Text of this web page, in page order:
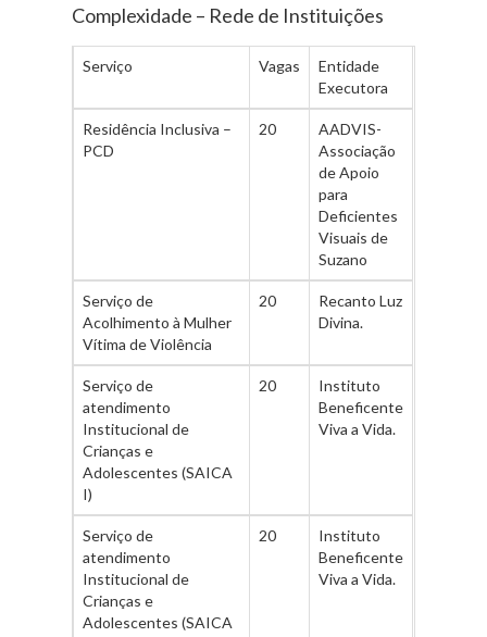
Complexidade – Rede de Instituições
Serviço Vagas
Entidade
Executora
Residência Inclusiva –
PCD
20
AADVIS-
Associação
de Apoio
para
Deficientes
Visuais de
Suzano
Serviço de
Acolhimento à Mulher
Vítima de Violência
20
Recanto Luz
Divina.
Serviço de
atendimento
Institucional de
Crianças e
Adolescentes (SAICA
I)
20
Instituto
Beneficente
Viva a Vida.
Serviço de
atendimento
Institucional de
Crianças e
Adolescentes (SAICA
20
Instituto
Beneficente
Viva a Vida.